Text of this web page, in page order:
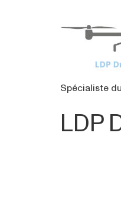
Spécialiste
LDP